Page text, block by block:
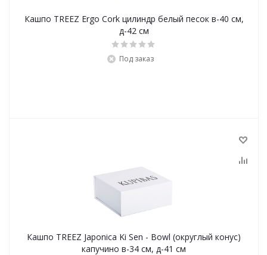
Кашпо TREEZ Ergo Cork цилиндр белый песок в-40 см,
д-42 см
Под заказ
Кашпо TREEZ Japonica Ki Sen - Bowl (округлый конус)
капучино в-34 см, д-41 см